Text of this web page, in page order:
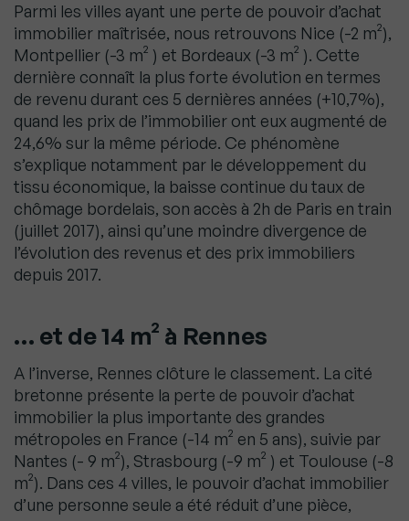
Parmi les villes ayant une perte de pouvoir d’achat
immobilier maîtrisée, nous retrouvons Nice (-2 m²),
Montpellier (-3 m² ) et Bordeaux (-3 m² ). Cette
dernière connaît la plus forte évolution en termes
de revenu durant ces 5 dernières années (+10,7%),
quand les prix de l’immobilier ont eux augmenté de
24,6% sur la même période. Ce phénomène
s’explique notamment par le développement du
tissu économique, la baisse continue du taux de
chômage bordelais, son accès à 2h de Paris en train
(juillet 2017), ainsi qu’une moindre divergence de
l’évolution des revenus et des prix immobiliers
depuis 2017.
… et de 14 m² à Rennes
A l’inverse, Rennes clôture le classement. La cité
bretonne présente la perte de pouvoir d’achat
immobilier la plus importante des grandes
métropoles en France (-14 m² en 5 ans), suivie par
Nantes (- 9 m²), Strasbourg (-9 m² ) et Toulouse (-8
m²). Dans ces 4 villes, le pouvoir d’achat immobilier
d’une personne seule a été réduit d’une pièce,